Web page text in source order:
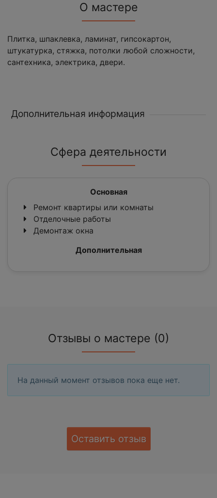
О мастере
Плитка, шпаклевка, ламинат, гипсокартон,
штукатурка, стяжка, потолки любой сложности,
сантехника, электрика, двери.
Дополнительная информация
Сфера деятельности
Основная
Ремонт квартиры или комнаты
Отделочные работы
Демонтаж окна
Дополнительная
Отзывы о мастере (0)
На данный момент отзывов пока еще нет.
Оставить отзыв